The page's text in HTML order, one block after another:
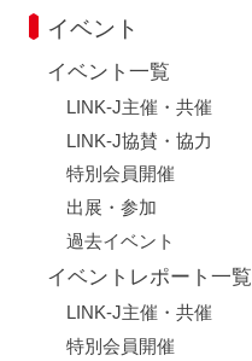
イベント
イベント一覧
LINK-J主催・共催
LINK-J協賛・協力
特別会員開催
出展・参加
過去イベント
イベントレポート一覧
LINK-J主催・共催
特別会員開催